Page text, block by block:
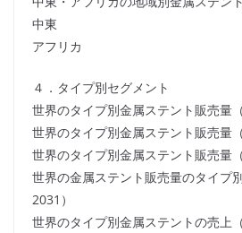
中東
アフリカ
４．タイプ別セグメント
世界のタイプ別金属ステント販売量
世界のタイプ別金属ステント販売量
世界のタイプ別金属ステント販売量
世界の金属ステント販売量のタイプ
2031）
世界のタイプ別金属ステントの売上